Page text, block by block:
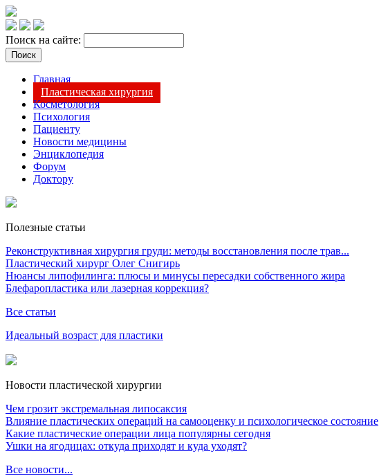
Поиск на сайте:
Главная
Пластическая хирургия
Косметология
Психология
Пациенту
Новости медицины
Энциклопедия
Форум
Доктору
Полезные статьи
Реконструктивная хирургия груди: методы восстановления после трав...
Пластический хирург Олег Снигирь
Нюансы липофилинга: плюсы и минусы пересадки собственного жира
Блефаропластика или лазерная коррекция?
Все статьи
Идеальный возраст для пластики
Новости пластической хирургии
Чем грозит экстремальная липосаксия
Влияние пластических операций на самооценку и психологическое состояние
Какие пластические операции лица популярны сегодня
Ушки на ягодицах: откуда приходят и куда уходят?
Все новости...